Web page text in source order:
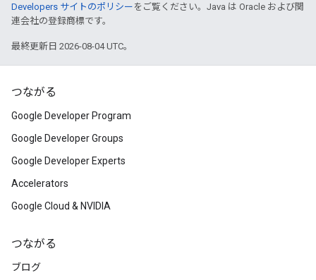
Developers サイトのポリシー をご覧ください。Java は Oracle および関
連会社の登録商標です。
最終更新日 2026-08-04 UTC。
つながる
Google Developer Program
Google Developer Groups
Google Developer Experts
Accelerators
Google Cloud & NVIDIA
つながる
ブログ